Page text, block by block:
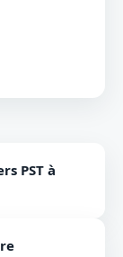
PST à
PST